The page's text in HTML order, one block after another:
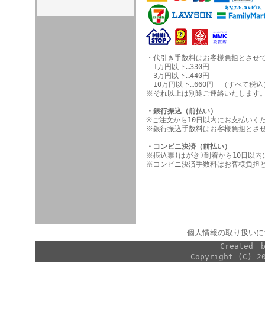
・代引き手数料はお客様負担とさせ
1万円以下…330円
3万円以下…440円
10万円以下…660円 （すべて税込
※それ以上は別途ご連絡いたします
・銀行振込（前払い）
※ご注文から10日以内にお支払いく
※銀行振込手数料はお客様負担とさ
・コンビニ決済（前払い）
※振込票(はがき)到着から10日以内
※コンビニ決済手数料はお客様負担
個人情報の取り扱い
Created
Copyright (C)